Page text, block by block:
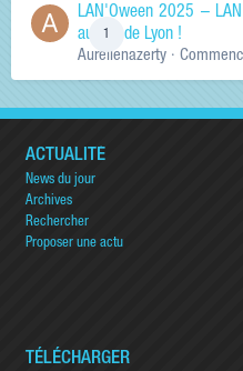
LAN'Oween 2025 –
au sud de Lyon !
Aurelienazerty ·
ACTUALITÉ
News du jour
Archives
Rechercher
Proposer une actu
TÉLÉCHARGER